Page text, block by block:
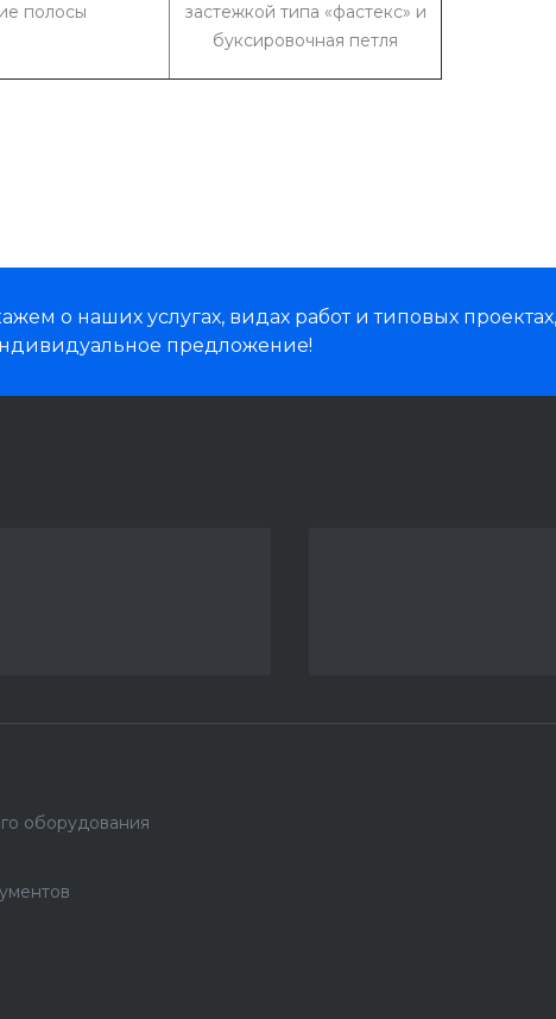
полосы
застежкой типа «фастекс» и
буксировочная петля
о наших услугах, видах работ и типовых
предложение!
оборудования